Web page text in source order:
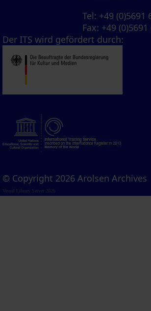
Tel: +49 (0)5691
Fax: +49 (0)5691
Der ITS wird gefördert durch:
© Copyright 2026 Arolsen Archives
Visual Library Server 2026